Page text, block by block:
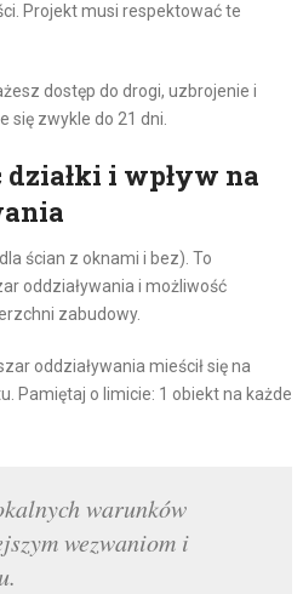
Projekt musi respektować te
dostęp do drogi, uzbrojenie i
się zwykle do 21 dni.
działki i wpływ na
ścian z oknami i bez). To
oddziaływania i możliwość
zabudowy.
oddziaływania mieścił się na
Pamiętaj o limicie: 1 obiekt na każde
warunków
wezwaniom i